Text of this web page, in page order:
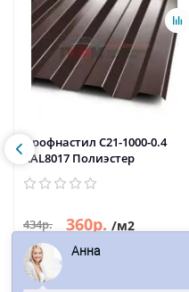
Профнастил C21-1000-0.4
RAL8017 Полиэстер
434р. 360р. /м2
Анна